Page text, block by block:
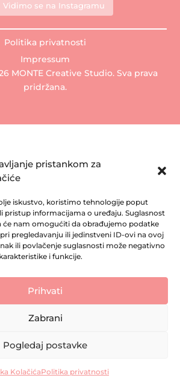
pristankom za
iskustvo, koristimo tehnologije poput
pristup informacijama o uređaju. Suglasnost
nam omogućiti da obrađujemo podatke
pregledavanju ili jedinstveni ID-ovi na ovoj
ili povlačenje suglasnosti može negativno
i funkcije.
Prihvati
Zabrani
Pogledaj postavke
KolačićaPolitika privatnosti
Vidimo se na Instagramu
Politika privatnosti
Impressum
MONTE Creative Studio. Sva prava
pridržana.